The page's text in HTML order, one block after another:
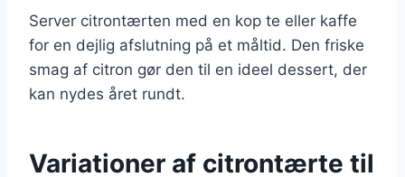
Server citrontærten med en kop te eller kaffe
for en dejlig afslutning på et måltid. Den friske
smag af citron gør den til en ideel dessert, der
kan nydes året rundt.
Variationer af citrontærte til